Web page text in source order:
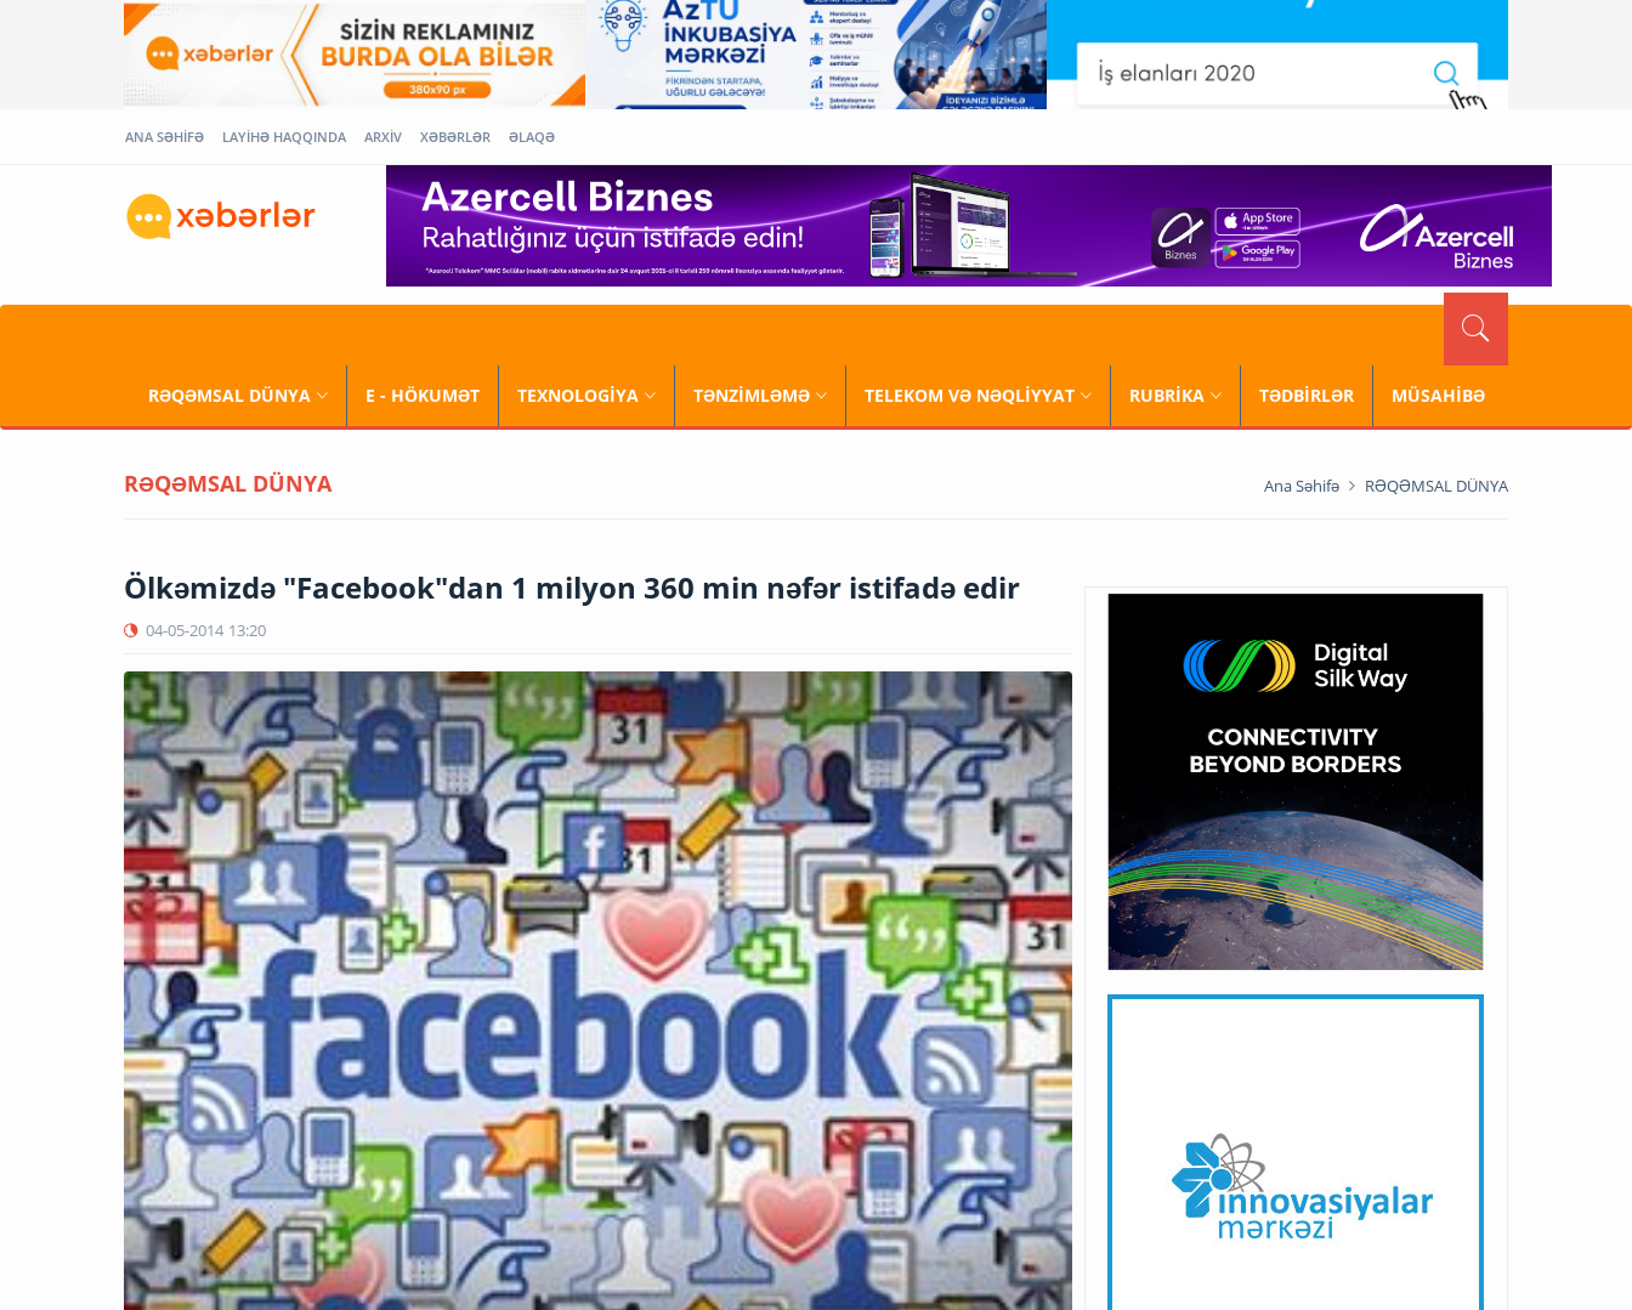
ANA SƏHİFƏ LAYİHƏ HAQQINDA ARXİV XƏBƏRLƏR ƏLAQƏ
RƏQƏMSAL DÜNYA E - HÖKUMƏT TEXNOLOGİYA TƏNZİMLƏMƏ TELEKOM VƏ NƏQLİYYAT RUBRİKA TƏDBİRLƏR MÜSAHİBƏ
RƏQƏMSAL DÜNYA Ana Səhifə RƏQƏMSAL DÜNYA
Ölkəmizdə "Facebook"dan 1 milyon 360 min nəfər istifadə edir
04-05-2014 13:20